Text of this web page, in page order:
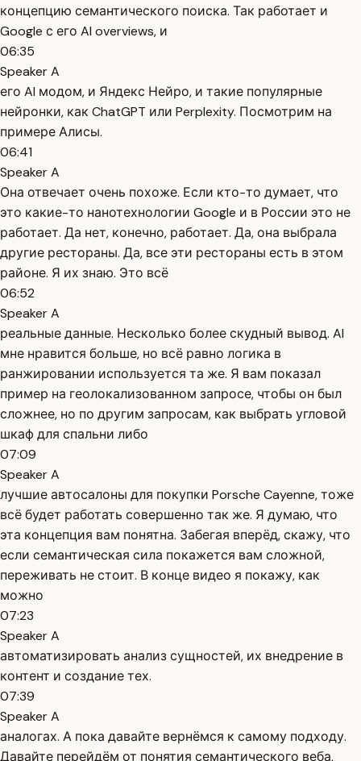
концепцию семантического поиска. Так работает и
Google с его AI overviews, и
06:35
Speaker A
его AI модом, и Яндекс Нейро, и такие популярные
нейронки, как ChatGPT или Perplexity. Посмотрим на
примере Алисы.
06:41
Speaker A
Она отвечает очень похоже. Если кто-то думает, что
это какие-то нанотехнологии Google и в России это не
работает. Да нет, конечно, работает. Да, она выбрала
другие рестораны. Да, все эти рестораны есть в этом
районе. Я их знаю. Это всё
06:52
Speaker A
реальные данные. Несколько более скудный вывод. AI
мне нравится больше, но всё равно логика в
ранжировании используется та же. Я вам показал
пример на геолокализованном запросе, чтобы он был
сложнее, но по другим запросам, как выбрать угловой
шкаф для спальни либо
07:09
Speaker A
лучшие автосалоны для покупки Porsche Cayenne, тоже
всё будет работать совершенно так же. Я думаю, что
эта концепция вам понятна. Забегая вперёд, скажу, что
если семантическая сила покажется вам сложной,
переживать не стоит. В конце видео я покажу, как
можно
07:23
Speaker A
автоматизировать анализ сущностей, их внедрение в
контент и создание тех.
07:39
Speaker A
аналогах. А пока давайте вернёмся к самому подходу.
Давайте перейдём от понятия семантического веба,